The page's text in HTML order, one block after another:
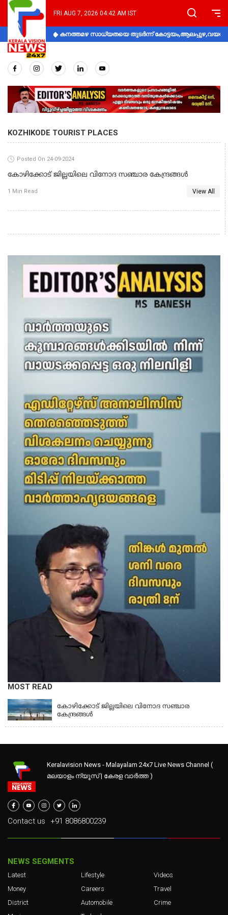
FRI AUG 7, 2026 04:42 AM IST
കനത്തമഴ സാധ്യതയെ തുടർന്ന്
KOZHIKODE TOURIST PLACES
Posted On 24-09-2024
കോഴിക്കോട് ജില്ലയിലെ വിനോദ സഞ്ചാര കേന്ദ്രങ്ങൾ
1 Min Read View All
MOST READ
കോഴിക്കോട് ജില്ലയിലെ വിനോദ സഞ്ചാര
കേന്ദ്രങ്ങൾ
Keralavision News - Malayalam 24x7 Live News Channel (
മലയാളം ന്യൂസ് | കേരള വാർത്ത )
Contact us +91 8086800239
NEWS SEGMENTS
Latest
Money
District
Lifestyle
Careers
Automobile
Videos
Travel
Crime